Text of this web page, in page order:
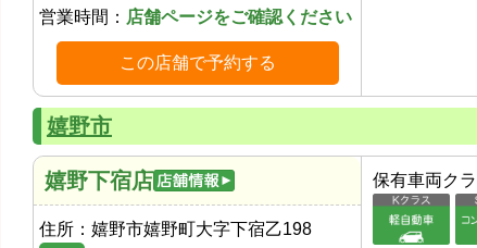
営業時間： 店舗ページをご確認ください
この店舗で予約する
嬉野市
嬉野下宿店
住所： 嬉野市嬉野町大字下宿乙198
保有車両ク